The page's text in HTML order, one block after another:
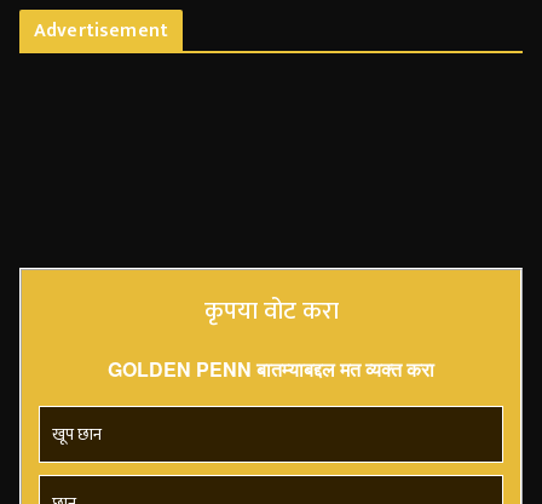
Advertisement
कृपया वोट करा
GOLDEN PENN बातम्याबद्दल मत व्यक्त करा
खूप छान